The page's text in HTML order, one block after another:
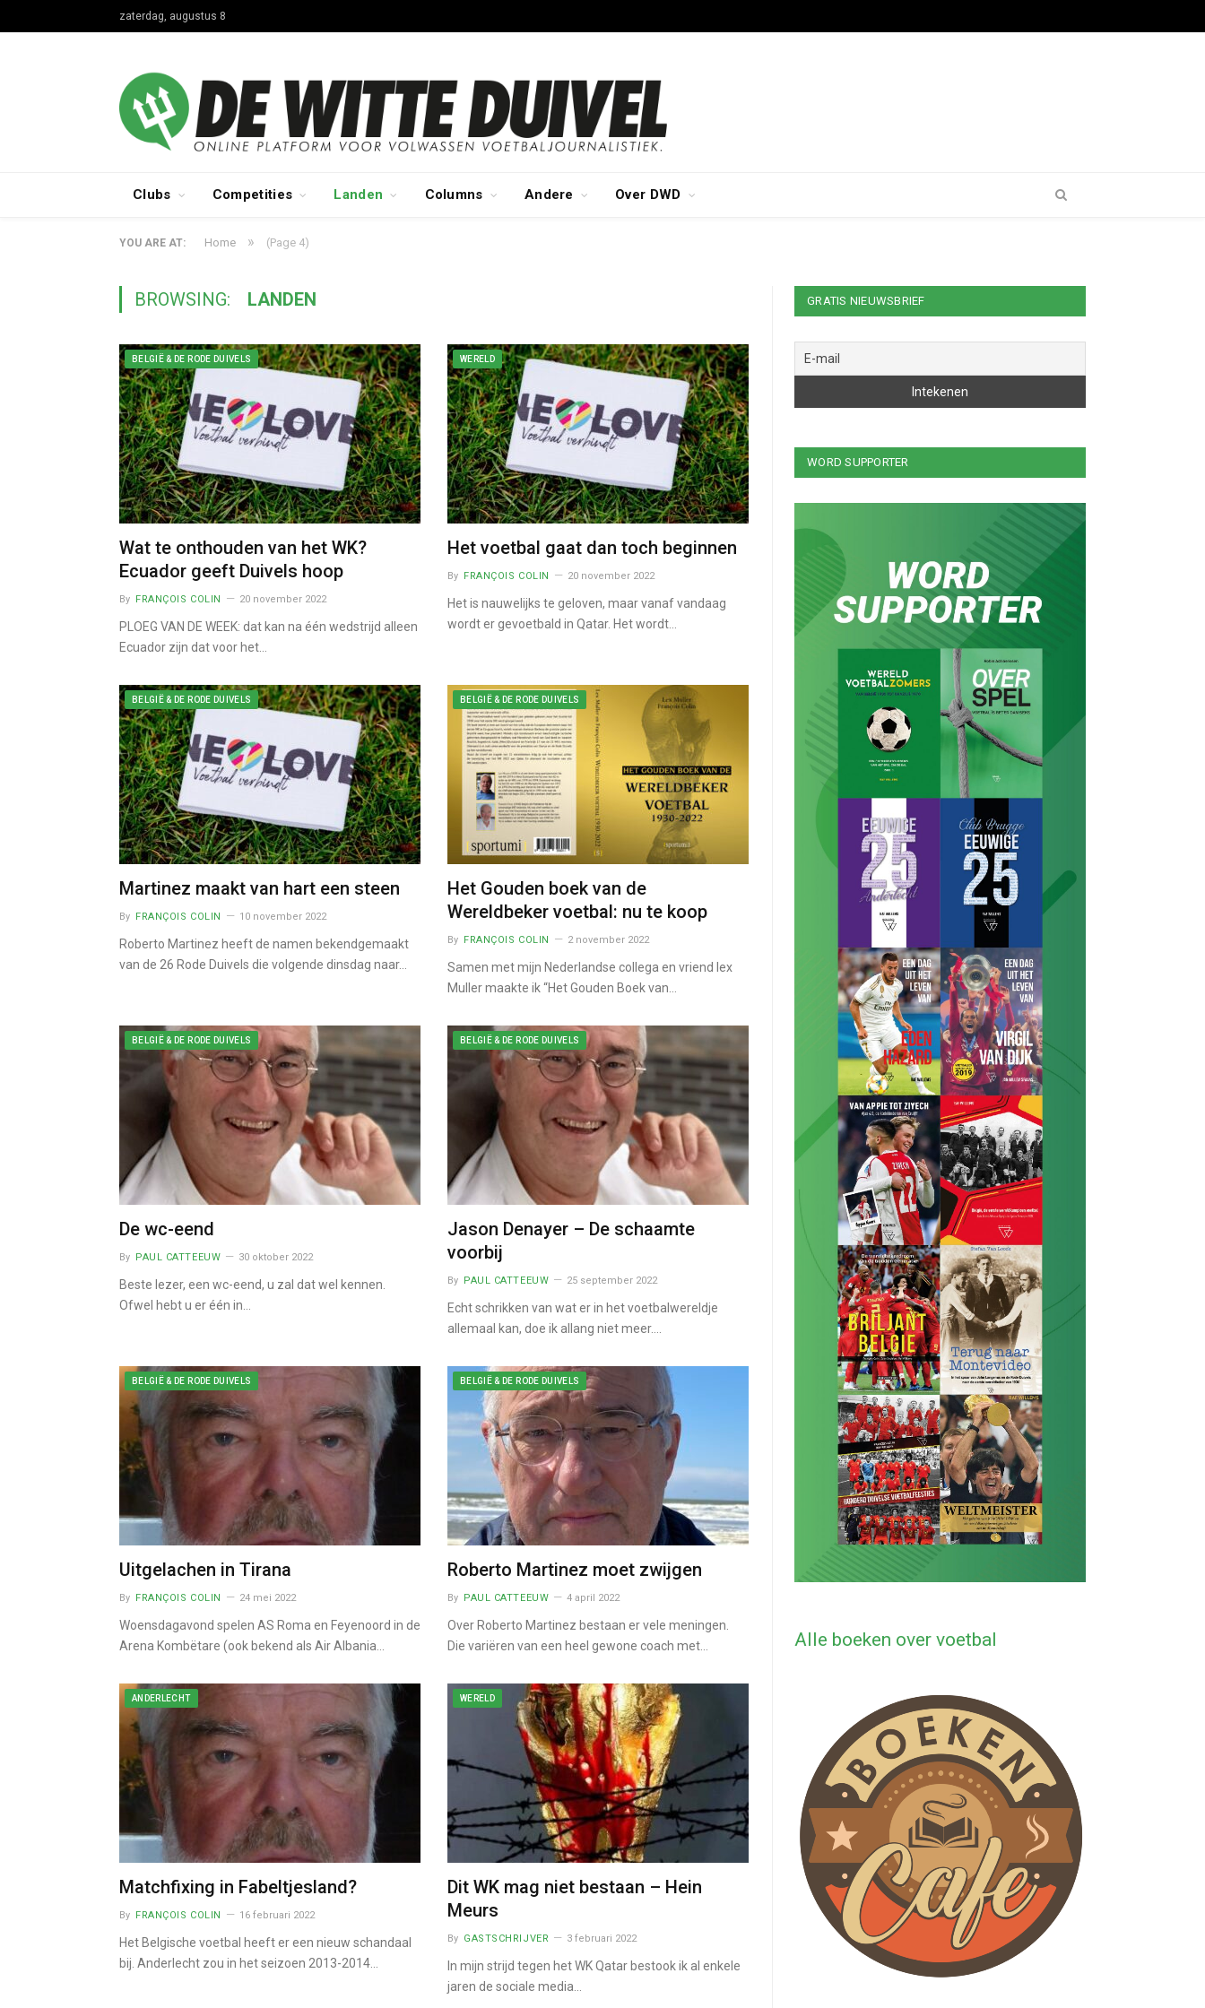
zaterdag, augustus 8
Clubs Competities Landen Columns Andere Over DWD
YOU ARE AT: Home » (Page 4)
BROWSING: LANDEN
BELGIË & DE RODE DUIVELS
Wat te onthouden van het WK?
Ecuador geeft Duivels hoop
By FRANÇOIS COLIN 20 november 2022
PLOEG VAN DE WEEK: dat kan na één wedstrijd alleen
Ecuador zijn dat voor het…
WERELD
Het voetbal gaat dan toch beginnen
By FRANÇOIS COLIN 20 november 2022
Het is nauwelijks te geloven, maar vanaf vandaag
wordt er gevoetbald in Qatar. Het wordt…
BELGIË & DE RODE DUIVELS
Martinez maakt van hart een steen
By FRANÇOIS COLIN 10 november 2022
Roberto Martinez heeft de namen bekendgemaakt
van de 26 Rode Duivels die volgende dinsdag naar…
BELGIË & DE RODE DUIVELS
Het Gouden boek van de
Wereldbeker voetbal: nu te koop
By FRANÇOIS COLIN 2 november 2022
Samen met mijn Nederlandse collega en vriend lex
Muller maakte ik “Het Gouden Boek van…
BELGIË & DE RODE DUIVELS
De wc-eend
By PAUL CATTEEUW 30 oktober 2022
Beste lezer, een wc-eend, u zal dat wel kennen.
Ofwel hebt u er één in…
BELGIË & DE RODE DUIVELS
Jason Denayer – De schaamte
voorbij
By PAUL CATTEEUW 25 september 2022
Echt schrikken van wat er in het voetbalwereldje
allemaal kan, doe ik allang niet meer.…
BELGIË & DE RODE DUIVELS
Uitgelachen in Tirana
By FRANÇOIS COLIN 24 mei 2022
Woensdagavond spelen AS Roma en Feyenoord in de
Arena Kombëtare (ook bekend als Air Albania…
BELGIË & DE RODE DUIVELS
Roberto Martinez moet zwijgen
By PAUL CATTEEUW 4 april 2022
Over Roberto Martinez bestaan er vele meningen.
Die variëren van een heel gewone coach met…
ANDERLECHT
Matchfixing in Fabeltjesland?
By FRANÇOIS COLIN 16 februari 2022
Het Belgische voetbal heeft er een nieuw schandaal
bij. Anderlecht zou in het seizoen 2013-2014…
WERELD
Dit WK mag niet bestaan – Hein
Meurs
By GASTSCHRIJVER 3 februari 2022
In mijn strijd tegen het WK Qatar bestook ik al enkele
jaren de sociale media…
GRATIS NIEUWSBRIEF
WORD SUPPORTER
Alle boeken over voetbal